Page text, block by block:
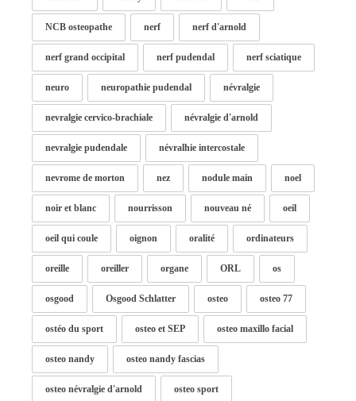
NCB osteopathe nerf nerf d'arnold
nerf grand occipital nerf pudendal nerf sciatique
neuro neuropathie pudendal névralgie
nevralgie cervico-brachiale névralgie d'arnold
nevralgie pudendale névralhie intercostale
nevrome de morton nez nodule main noel
noir et blanc nourrisson nouveau né oeil
oeil qui coule oignon oralité ordinateurs
oreille oreiller organe ORL os
osgood Osgood Schlatter osteo osteo 77
ostéo du sport osteo et SEP osteo maxillo facial
osteo nandy osteo nandy fascias
osteo névralgie d'arnold osteo sport